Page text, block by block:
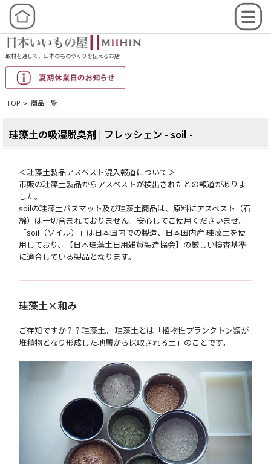
取材を通して、日本のものづくりを伝えるお店
TOP > 商品一覧
珪藻土の吸湿脱臭剤 | フレッシェン - soil -
＜珪藻土製品アスベスト混入報道について＞
市販の珪藻土製品からアスベストが検出されたとの報道がありま
した。
soilの珪藻土バスマット及び珪藻土商品は、原料にアスベスト（石
綿）は一切含まれておりません。安心してご使用くださいませ。
「soil（ソイル）」は日本国内での製造、日本国内産 珪藻土を使
用しており、【日本珪藻土日用雑貨製造協会】の厳しい検査基準
に適合している製品となります。
珪藻土×和み
ご存知ですか？？珪藻土。 珪藻土とは「植物性プランクトン類が
堆積物となり形成した地層から採取される土」のことです。